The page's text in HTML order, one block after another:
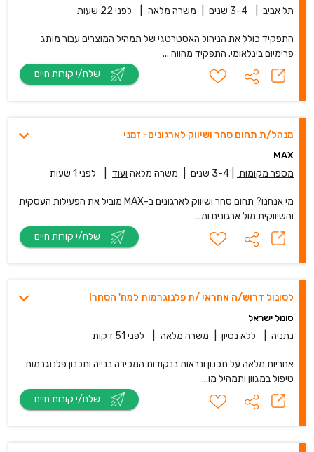
תל אביב 3-4 שנים משרה מלאה לפני 22 שעות
התפקיד כולל את הניהול האסטרטגי של תמהיל המוצרים עבור מותג
פרימיום בינלאומי. התפקיד מהווה ...
מנהל/ת תחום סחר ושיווק לארגונים- זמני
MAX
מספר מקומות 3-4 שנים משרה מלאה ועוד לפני 1 שעות
מי אנחנו? תחום סחר ושיווק לארגונים ב-MAX מוביל את הפעילות העסקית
והשיווקית מול ארגונים ומ...
לסונול דרוש/ה אחראי /ת פלנוגרמות למח' הסחר!
סונול ישראל
נתניה ללא נסיון משרה מלאה לפני 51 דקות
אחריות מלאה על תכנון ונראות בנקודות המכירה בנייה ותכנון פלנוגרמות
טיפול במגוון ותמהיל מו...